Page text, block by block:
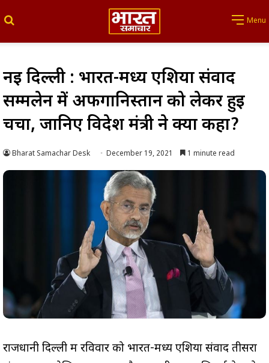
Menu
नई दिल्ली : भारत-मध्य एशिया संवाद
सम्मलेन में अफगानिस्तान को लेकर हुई
चर्चा, जानिए विदेश मंत्री ने क्या कहा?
Bharat Samachar Desk December 19, 2021 1 minute read
राजधानी दिल्ली में रविवार को भारत-मध्य एशिया संवाद तीसरा